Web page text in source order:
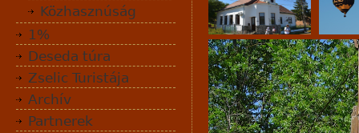
Közhasznúság
1%
Deseda túra
Zselic Turistája
Archív
Partnerek